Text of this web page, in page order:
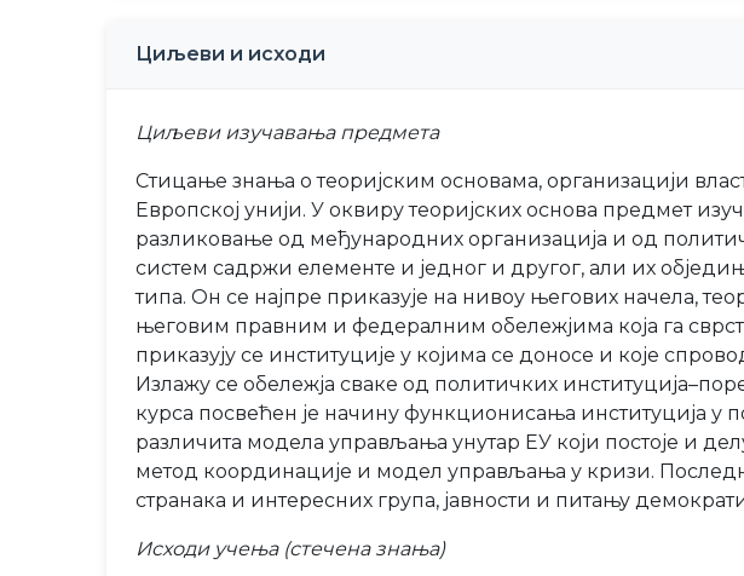
Циљеви и исходи
Циљеви изучавања предмета
Стицање знања о теоријским основама, организацији
Европској унији. У оквиру теоријских основа предмет
разликовање од међународних организација и од
систем садржи елементе и једног и другог, али их
типа. Он се најпре приказује на нивоу његових начела,
његовим правним и федералним обележјима која га
приказују се институције у којима се доносе и које
Излажу се обележја сваке од политичких
курса посвећен је начину функционисања институција у
различита модела управљања унутар ЕУ који постоје и
метод координације и модел управљања у кризи.
странака и интересних група, јавности и питању
Исходи учења (стечена знања)